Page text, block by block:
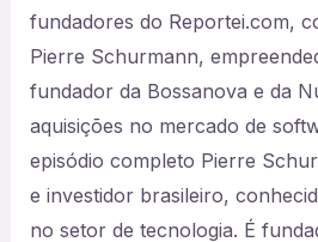
da
Lastlink
fundadores do Reportei.com,
Pierre Schurmann,
fundador da Bossanova e da
aquisições no mercado de
episódio completo Pierre
e investidor brasileiro,
no setor de tecnologia. É